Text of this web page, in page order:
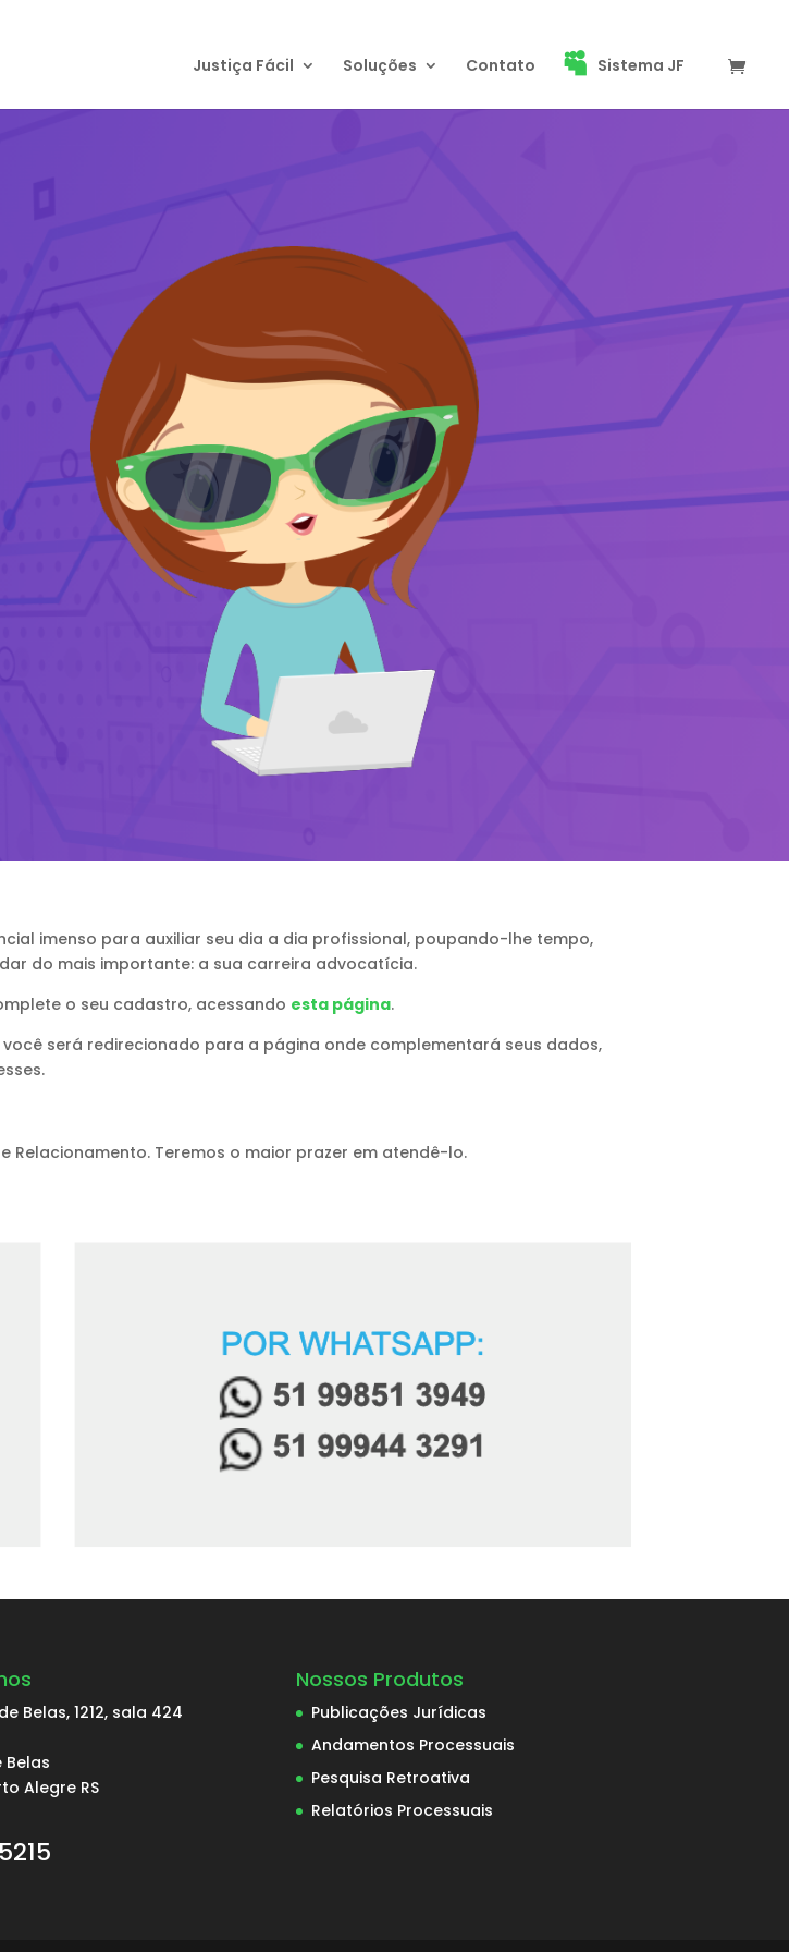
Justiça Fácil Soluções Contato Sistema JF
imenso para auxiliar seu dia a dia profissional, poupando-lhe tempo,
do mais importante: a sua carreira advocatícia.
o seu cadastro, acessando esta página.
será redirecionado para a página onde complementará seus dados,
Relacionamento. Teremos o maior prazer em atendê-lo.
Belas, 1212, sala 424
Belas
Alegre RS
Nossos Produtos
Publicações Jurídicas
Andamentos Processuais
Pesquisa Retroativa
Relatórios Processuais